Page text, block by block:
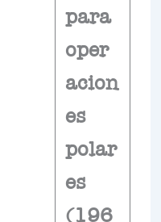
para
oper
acion
es
polar
es
(196